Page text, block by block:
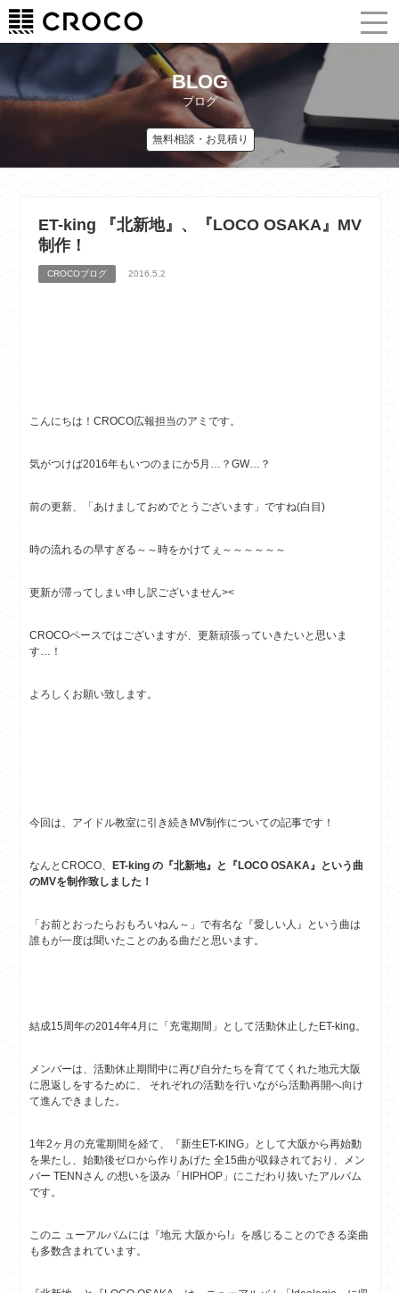
BLOG
ブログ
無料相談・お見積り
ET-king 『北新地』、『LOCO OSAKA』MV
制作！
CROCOブログ 2016.5.2
こんにちは！CROCO広報担当のアミです。
気がつけば2016年もいつのまにか5月…？GW…？
前の更新、「あけましておめでとうございます」ですね(白目)
時の流れるの早すぎる～～時をかけてぇ～～～～～～
更新が滞ってしまい申し訳ございません><
CROCOペースではございますが、更新頑張っていきたいと思いま
す…！
よろしくお願い致します。
今回は、アイドル教室に引き続きMV制作についての記事です！
なんとCROCO、
ET-king の『北新地』と『LOCO OSAKA』という曲
のMVを制作致しました！
「お前とおったらおもろいねん～」で有名な『愛しい人』という曲は
誰もが一度は聞いたことのある曲だと思います。
結成15周年の2014年4月に「充電期間」として活動休止したET-king。
メンバーは、活動休止期間中に再び自分たちを育ててくれた地元大阪
に恩返しをするために、 それぞれの活動を行いながら活動再開へ向け
て進んできました。
1年2ヶ月の充電期間を経て、『新生ET-KING』として大阪から再始動
を果たし、始動後ゼロから作りあげた 全15曲が収録されており、メン
バー TENNさん の想いを汲み「HIPHOP」にこだわり抜いたアルバム
です。
このニ ューアルバムには『地元 大阪から!』を感じることのできる楽曲
も多数含まれています。